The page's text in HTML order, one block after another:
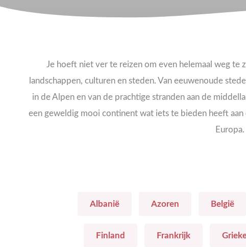
Je hoeft niet ver te reizen om even helemaal weg te
landschappen, culturen en steden. Van eeuwenoude
in de Alpen en van de prachtige stranden aan de
een geweldig mooi continent wat iets te bieden heeft
Europa.
Albanië Azoren België
Finland Frankrijk